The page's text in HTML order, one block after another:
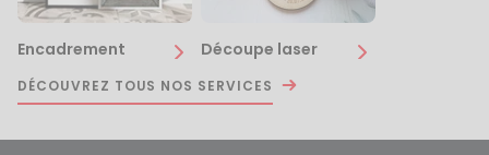
Encadrement Découpe laser
DÉCOUVREZ TOUS NOS SERVICES